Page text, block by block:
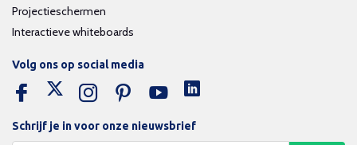
Projectieschermen
Interactieve whiteboards
Schrijf je in voor onze nieuwsbrief
Volg ons op social media